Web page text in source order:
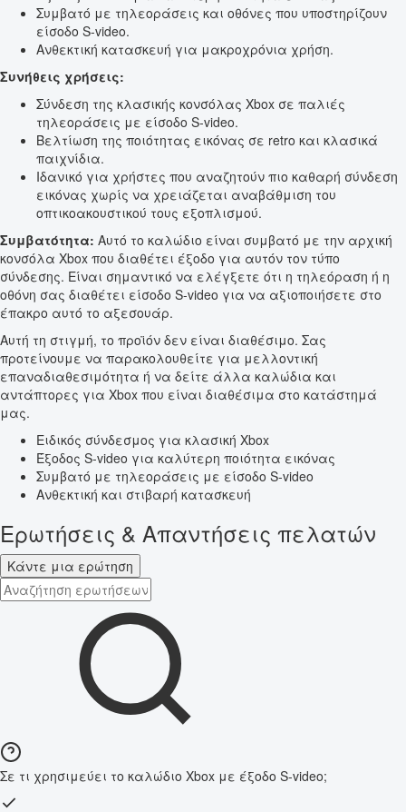
Συμβατό με τηλεοράσεις και οθόνες που υποστηρίζουν
είσοδο S-video.
Ανθεκτική κατασκευή για μακροχρόνια χρήση.
Συνήθεις χρήσεις:
Σύνδεση της κλασικής κονσόλας Xbox σε παλιές
τηλεοράσεις με είσοδο S-video.
Βελτίωση της ποιότητας εικόνας σε retro και κλασικά
παιχνίδια.
Ιδανικό για χρήστες που αναζητούν πιο καθαρή σύνδεση
εικόνας χωρίς να χρειάζεται αναβάθμιση του
οπτικοακουστικού τους εξοπλισμού.
Συμβατότητα: Αυτό το καλώδιο είναι συμβατό με την αρχική
κονσόλα Xbox που διαθέτει έξοδο για αυτόν τον τύπο
σύνδεσης. Είναι σημαντικό να ελέγξετε ότι η τηλεόραση ή η
οθόνη σας διαθέτει είσοδο S-video για να αξιοποιήσετε στο
έπακρο αυτό το αξεσουάρ.
Αυτή τη στιγμή, το προϊόν δεν είναι διαθέσιμο. Σας
προτείνουμε να παρακολουθείτε για μελλοντική
επαναδιαθεσιμότητα ή να δείτε άλλα καλώδια και
αντάπτορες για Xbox που είναι διαθέσιμα στο κατάστημά
μας.
Ειδικός σύνδεσμος για κλασική Xbox
Έξοδος S-video για καλύτερη ποιότητα εικόνας
Συμβατό με τηλεοράσεις με είσοδο S-video
Ανθεκτική και στιβαρή κατασκευή
Ερωτήσεις & Απαντήσεις πελατών
Κάντε μια ερώτηση
Σε τι χρησιμεύει το καλώδιο Xbox με έξοδο S-video;